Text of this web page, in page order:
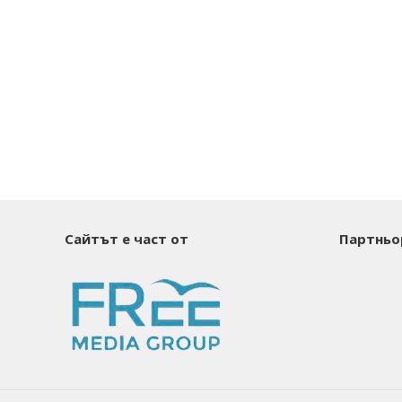
Сайтът е част от